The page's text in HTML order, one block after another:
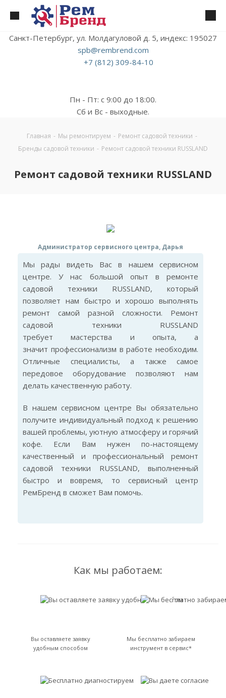
Санкт-Петербург, ул. Молдагуловой д. 5, индекс: 195027
spb@rembrend.com
+7 (812) 309-84-10
Пн - Пт: с 9:00 до 18:00.
Сб и Вс - выходные.
Главная - Мы ремонтируем - Ремонт садовой техники -
Бренды садовой техники - Ремонт садовой техники RUSSLAND
Ремонт садовой техники RUSSLAND
Администратор сервисного центра, Дарья
Мы рады видеть Вас в нашем сервисном
центре. У нас большой опыт в ремонте
садовой техники RUSSLAND, который
позволяет нам быстро и хорошо выполнять
ремонт самой разной сложности. Ремонт
садовой техники RUSSLAND
требует мастерства и опыта, а
значит профессионализм в работе необходим.
Отличные специалисты, а также самое
передовое оборудование позволяют нам
делать качественную работу.
В нашем сервисном центре Вы обязательно
получите индивидуальный подход к решению
вашей проблемы, уютную атмосферу и горячий
кофе. Если Вам нужен по-настоящему
качественный и профессиональный ремонт
садовой техники RUSSLAND, выполненный
быстро и вовремя, то сервисный центр
РемБренд в сможет Вам помочь.
Как мы работаем:
Вы оставляете заявку
удобным способом
Мы бесплатно забираем
инструмент в сервис*